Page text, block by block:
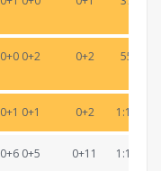
0+0 0+2 0+2 55:58.0
0+1 0+1 0+2 1:14:33.2
0+6 0+5 0+11 1:15:04.7